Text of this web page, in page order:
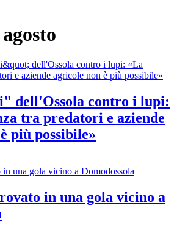
dell'Ossola contro i lupi:
tra predatori e aziende
più possibile»
in una gola vicino a